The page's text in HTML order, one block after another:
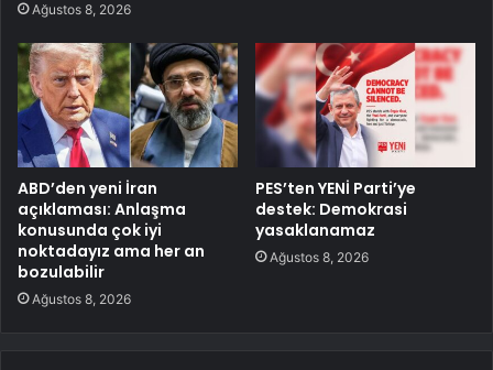
Ağustos 8, 2026
ABD’den yeni İran
açıklaması: Anlaşma
konusunda çok iyi
noktadayız ama her an
bozulabilir
Ağustos 8, 2026
PES’ten YENİ Parti’ye
destek: Demokrasi
yasaklanamaz
Ağustos 8, 2026